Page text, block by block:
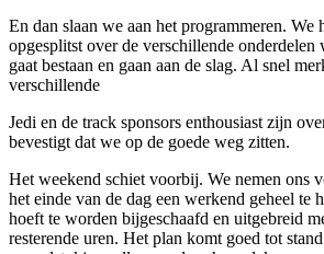
En dan slaan we aan het programmeren. We
opgesplitst over de verschillende onderdelen
gaat bestaan en gaan aan de slag. Al snel
verschillende
Jedi en de track sponsors enthousiast zijn
bevestigt dat we op de goede weg zitten.
Het weekend schiet voorbij. We nemen ons
het einde van de dag een werkend geheel te
hoeft te worden bijgeschaafd en uitgebreid
resterende uren. Het plan komt goed tot